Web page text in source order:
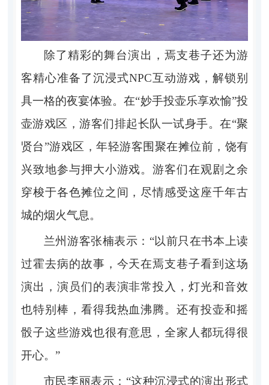
除了精彩的舞台演出，焉支巷子还为游
客精心准备了沉浸式NPC互动游戏，解锁别
具一格的夜宴体验。在“妙手投壶乐享欢愉”投
壶游戏区，游客们排起长队一试身手。在“聚
贤台”游戏区，年轻游客围聚在摊位前，饶有
兴致地参与押大小游戏。游客们在观剧之余
穿梭于各色摊位之间，尽情感受这座千年古
城的烟火气息。
兰州游客张楠表示：“以前只在书本上读
过霍去病的故事，今天在焉支巷子看到这场
演出，演员们的表演非常投入，灯光和音效
也特别棒，看得我热血沸腾。还有投壶和摇
骰子这些游戏也很有意思，全家人都玩得很
开心。”
市民李丽表示：“这种沉浸式的演出形式